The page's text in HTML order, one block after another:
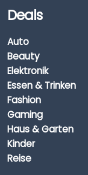
Deals
Auto
Beauty
Elektronik
Essen & Trinken
Fashion
Gaming
Haus & Garten
Kinder
Reise